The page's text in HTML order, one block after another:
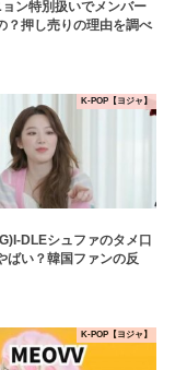
ン特別扱いでメンバー
？押し売りの理由を調べ
K-POP【ヨジャ】
DLEシュファのタメ口
ばい？韓国ファンの反
K-POP【ヨジャ】